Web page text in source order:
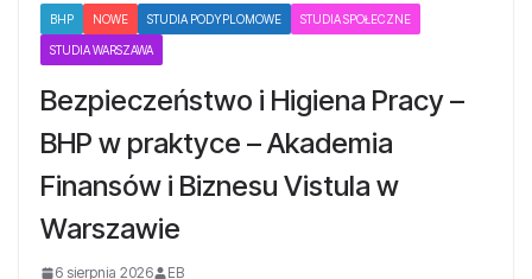
BHP NOWE STUDIA PODYPLOMOWE STUDIA SPOŁECZNE
STUDIA WARSZAWA
Bezpieczeństwo i Higiena Pracy –
BHP w praktyce – Akademia
Finansów i Biznesu Vistula w
Warszawie
6 sierpnia 2026 EB